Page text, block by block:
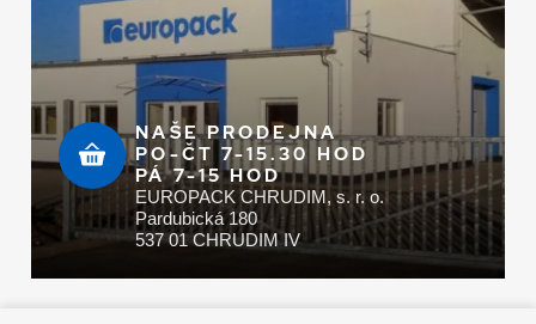
NAŠE PRODEJNA
PO-ČT 7-15.30 HOD
PÁ 7-15 HOD
EUROPACK CHRUDIM, s. r. o.
Pardubická 180
537 01 CHRUDIM IV